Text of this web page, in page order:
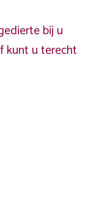
bij u
kunt u terecht